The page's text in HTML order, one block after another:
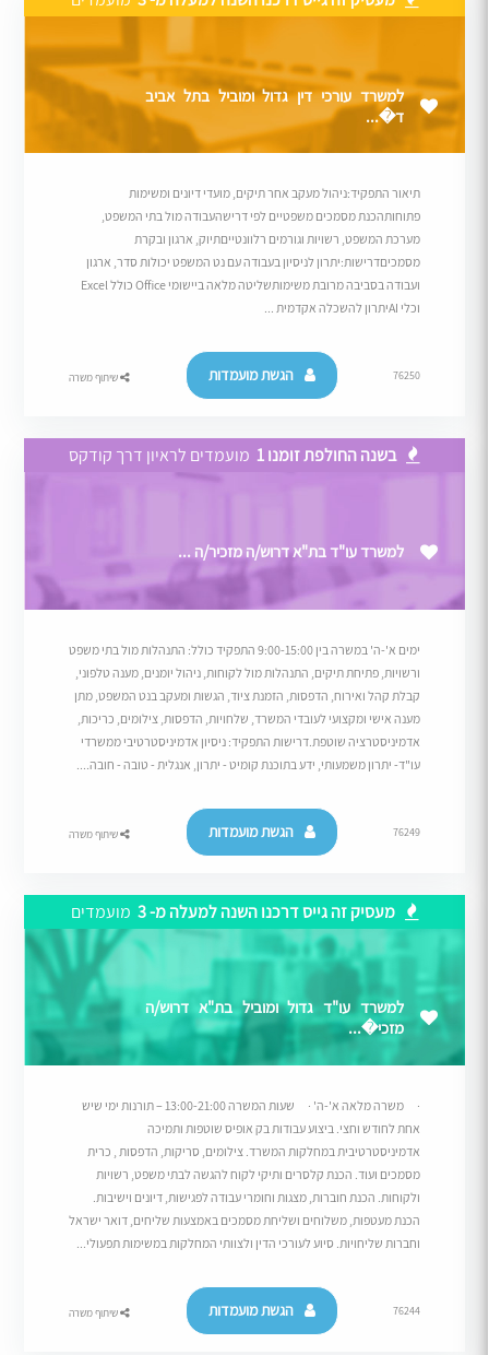
למשרד עורכי דין גדול ומוביל בתל אביב
ד�...
תיאור התפקיד:ניהול מעקב אחר תיקים, מועדי דיונים ומשימות
פתוחותהכנת מסמכים משפטיים לפי דרישהעבודה מול בתי המשפט,
מערכת המשפט, רשויות וגורמים רלוונטייםתיוק, ארגון ובקרת
מסמכיםדרישות:יתרון לניסיון בעבודה עם נט המשפט יכולות סדר, ארגון
ועבודה בסביבה מרובת משימותשליטה מלאה ביישומי Office כולל Excel
וכלי AIיתרון להשכלה אקדמית ...
76250 הגשת מועמדות שיתוף משרה
בשנה החולפת זומנו 1 מועמדים לראיון דרך קודקס
למשרד עו"ד בת"א דרוש/ה מזכיר/ה ...
ימים א'-ה' במשרה בין 9:00-15:00 התפקיד כולל: התנהלות מול בתי משפט
ורשויות, פתיחת תיקים, התנהלות מול לקוחות, ניהול יומנים, מענה טלפוני,
קבלת קהל ואירוח, הדפסות, הזמנת ציוד, הגשות ומעקב בנט המשפט, מתן
מענה אישי ומקצועי לעובדי המשרד, שלחויות, הדפסות, צילומים, כריכות,
אדמיניסטרציה שוטפת.דרישות התפקיד: ניסיון אדמיניסטרטיבי ממשרדי
עו"ד- יתרון משמעותי, ידע בתוכנת קומיט - יתרון, אנגלית - טובה - חובה....
76249 הגשת מועמדות שיתוף משרה
מעסיק זה גייס דרכנו השנה למעלה מ- 3 מועמדים
למשרד עו"ד גדול ומוביל בת"א דרוש/ה
מזכי�...
· משרה מלאה א'-ה' · שעות המשרה 13:00-21:00 – תורנות ימי שיש
אחת לחודש וחצי. ביצוע עבודות בק אופיס שוטפות ותמיכה
אדמיניסטרטיבית במחלקות המשרד. צילומים, סריקות, הדפסות , כרית
מסמכים ועוד. הכנת קלסרים ותיקי לקוח להגשה לבתי משפט, רשויות
ולקוחות. הכנת חוברות, מצגות וחומרי עבודה לפגישות, דיונים וישיבות.
הכנת מעטפות, משלוחים ושליחת מסמכים באמצעות שליחים, דואר ישראל
וחברות שליחויות. סיוע לעורכי הדין ולצוותי המחלקות במשימות תפעולי...
76244 הגשת מועמדות שיתוף משרה